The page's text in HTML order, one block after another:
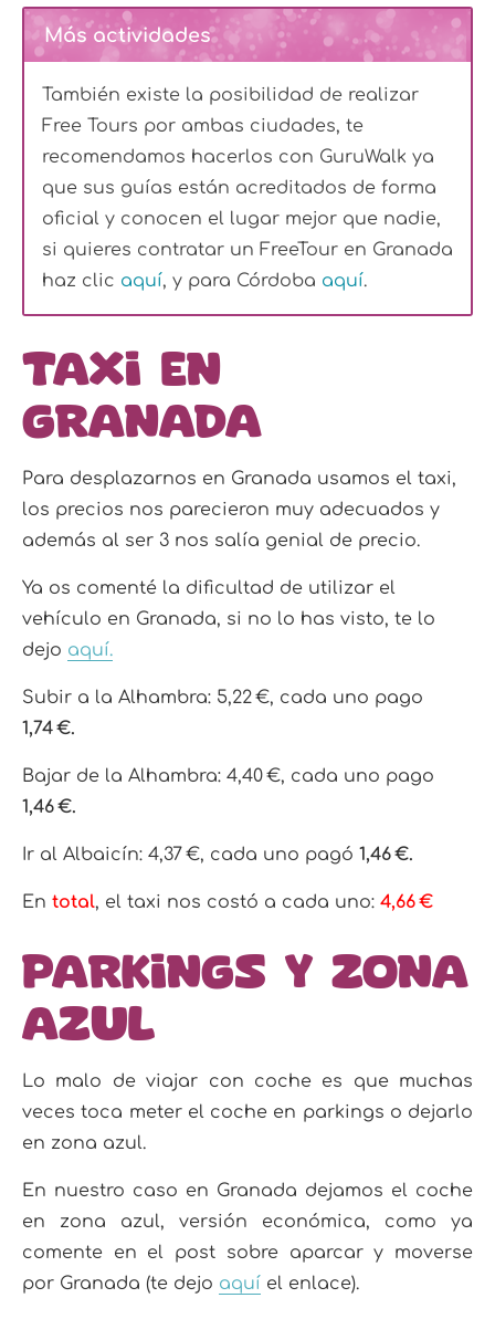
Más actividades
También existe la posibilidad de realizar
Free Tours por ambas ciudades, te
recomendamos hacerlos con GuruWalk ya
que sus guías están acreditados de forma
oficial y conocen el lugar mejor que nadie,
si quieres contratar un FreeTour en Granada
haz clic aquí, y para Córdoba aquí.
Taxi en
Granada
Para desplazarnos en Granada usamos el taxi,
los precios nos parecieron muy adecuados y
además al ser 3 nos salía genial de precio.
Ya os comenté la dificultad de utilizar el
vehículo en Granada, si no lo has visto, te lo
dejo aquí.
Subir a la Alhambra: 5,22 €, cada uno pago
1,74 €.
Bajar de la Alhambra: 4,40 €, cada uno pago
1,46 €.
Ir al Albaicín: 4,37 €, cada uno pagó 1,46 €.
En total, el taxi nos costó a cada uno: 4,66 €
Parkings y zona
azul
Lo malo de viajar con coche es que muchas
veces toca meter el coche en parkings o dejarlo
en zona azul.
En nuestro caso en Granada dejamos el coche
en zona azul, versión económica, como ya
comente en el post sobre aparcar y moverse
por Granada (te dejo aquí el enlace).